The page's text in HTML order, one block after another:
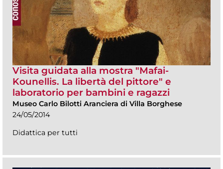
Visita guidata alla mostra "Mafai-
Kounellis. La libertà del pittore" e
laboratorio per bambini e ragazzi
Museo Carlo Bilotti Aranciera di Villa Borghese
24/05/2014
Didattica per tutti